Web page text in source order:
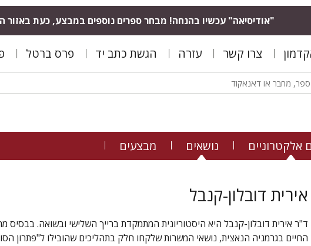
"אודיסיאה" עכשיו בהנחה! מבחר ספרים נוספים במבצע, כעת באזור
צרו קשר עזרה הגשת כתב יד פרס ברטל
אלקטרוניים נושאים מבצעים
אירית דובלון-קנבל
ד"ר אירית דובלון-קנבל היא היסטוריונית המתמקדת ברייך השלישי ובשואה.
החיים בגרמניה הנאצית, נושאי המשרות שלקחו חלק בתהליכים שהובילו ל"פתרון